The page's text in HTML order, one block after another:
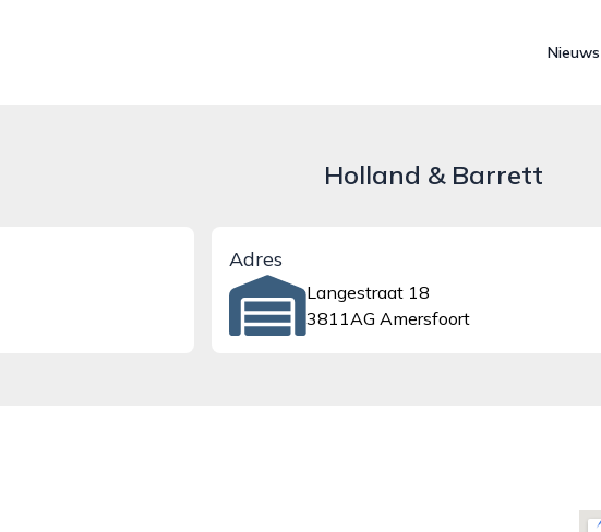
Nieuws
Holland & Barrett
Adres
Langestraat 18
3811AG Amersfoort